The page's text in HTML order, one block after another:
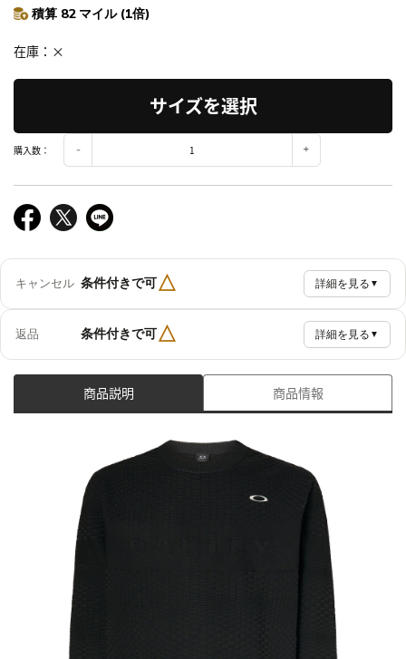
積算 82 マイル (1倍)
在庫 ×
サイズを選択
購入数：
キャンセル 条件付きで可△ 詳細を見る ▼
返品 条件付きで可△ 詳細を見る ▼
商品説明 商品情報